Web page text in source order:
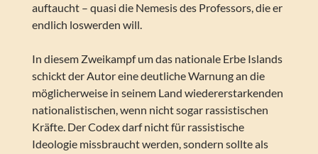
auftaucht – quasi die Nemesis des Professors, die er
endlich loswerden will.
In diesem Zweikampf um das nationale Erbe Islands
schickt der Autor eine deutliche Warnung an die
möglicherweise in seinem Land wiedererstarkenden
nationalistischen, wenn nicht sogar rassistischen
Kräfte. Der Codex darf nicht für rassistische
Ideologie missbraucht werden, sondern sollte als